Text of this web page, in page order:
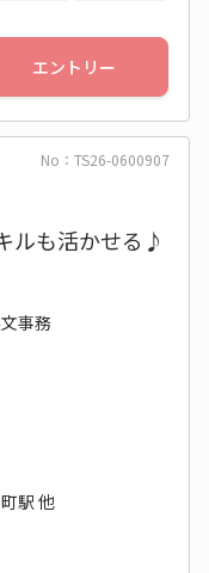
エントリー
No：TS26-0600907
ルも活かせる♪
事務
駅 他